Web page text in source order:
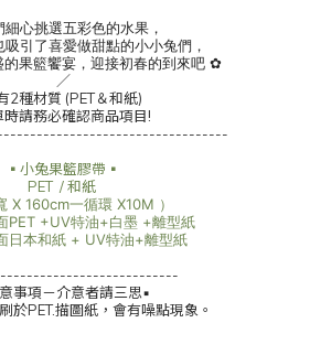
細心挑選五彩色的水果，
引了喜愛做甜點的小小兔們，
的果籃饗宴，迎接初春的到來吧 ✿
／
2種材質 (PET＆和紙)
時請務必確認商品項目!
▪️小兔果籃膠帶▪️
PET / 和紙
X 160cm一循環 X10M ）
PET +UV特油+白墨 +離型紙
日本和紙 + UV特油+離型紙
事項－介意者請三思▪️
於PET.描圖紙，會有噪點現象。